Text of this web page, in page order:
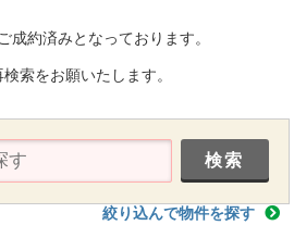
成約済みとなっております。
索をお願いたします。
絞り込んで物件を探す